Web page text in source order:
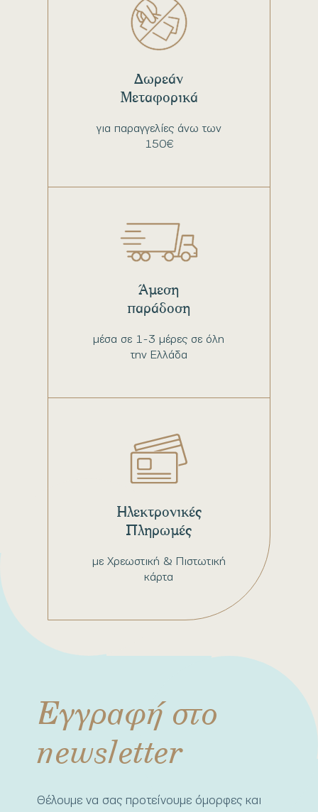
για παραγγελίες άνω των
150€
Δωρεάν
Μεταφορικά
μέσα σε 1-3 μέρες σε όλη
την Ελλάδα
Άμεση
παράδοση
με Χρεωστική & Πιστωτική
κάρτα
Ηλεκτρονικές
Πληρωμές
Εγγραφή στο
newsletter
Θέλουμε να σας προτείνουμε όμορφες και